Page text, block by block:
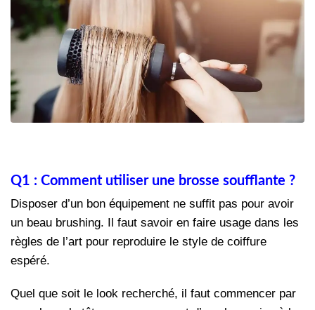
Q1 : Comment utiliser une brosse soufflante ?
Disposer d’un bon équipement ne suffit pas pour avoir
un beau brushing. Il faut savoir en faire usage dans les
règles de l’art pour reproduire le style de coiffure
espéré.
Quel que soit le look recherché, il faut commencer par